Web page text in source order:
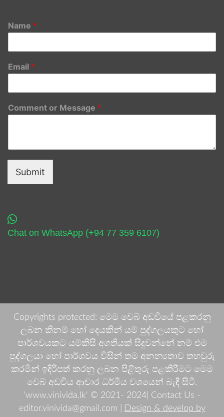
Name *
Email *
Comment or Message *
Submit
Chat on WhatsApp (+94 77 359 6107)
Copyrights protected: මෙම වෙබ් අඩවියේ පළකරනු
ලබන කිනම් හෝ දෙයකින් යම් පුද්ගලයකුට හෝ
පාර්ශවයකට යම්කිසි අගතියක් සිදුවන්නේ නම් එම
පුද්ගලයා හෝ පාර්ශවය විසින් තම අනන්‍යතාව තහවුරු
කරමින් ඉදිරිපත් කරනු ලබන පිළිතුරු පළකිරීමට මෙම
වෙබ් අඩවිය ආචාර ධර්මීය වශයෙන් බැඳී සිටී.
'www.vinivida.lk' © 2021- 2024| Contact Us -
editor.vinivida@gmail.com |
Design & develop by